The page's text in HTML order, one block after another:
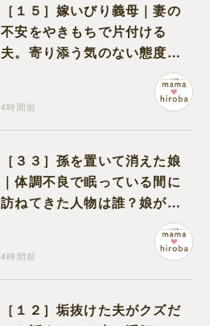
［１５］嫁いびり義母｜妻の
不安をやきもちで片付ける
夫。寄り添う気のない態度に
4時間前
［３３］孫を置いて消えた娘
｜体調不良で眠っている間に
訪ねてきた人物は誰？娘が戻
ってきたのかと不安になる
4時間前
［１２］垢抜けた夫がクズだ